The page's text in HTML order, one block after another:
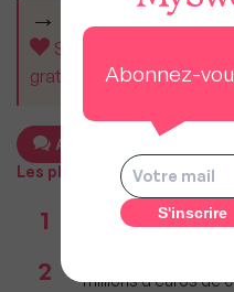
CET ARTICLE VOUS A
Soutenez
gratuit pour tous.
Ajouter un commentaire
Les plus populaires
1
Taxe foncière
restera parmi les
2
millions d'euros de
Abonnez-